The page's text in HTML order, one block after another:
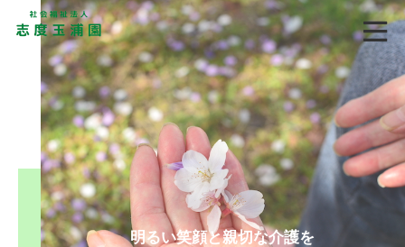
明るい笑顔と親切な介護を